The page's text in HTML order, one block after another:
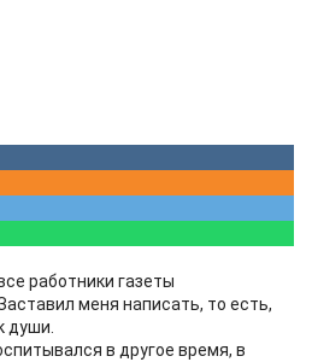
работники газеты
меня написать, то есть,
души.
в другое время, в